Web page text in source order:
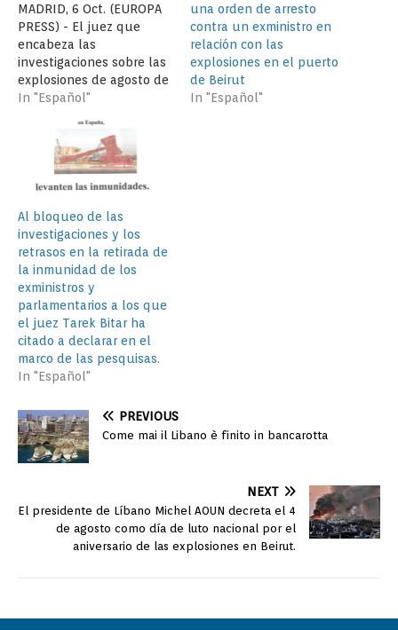
MADRID, 6 Oct. (EUROPA
PRESS) - El juez que
encabeza las
investigaciones sobre las
explosiones de agosto de
2020 en el puerto de
declarar al ex primer
ministro Hasán Diab y
tres exministros por
supuesta negligencia en
con más de 200…
In "Español"
una orden de arresto
contra un exministro en
relación con las
explosiones en el puerto
de Beirut
In "Español"
Al bloqueo de las
investigaciones y los
retrasos en la retirada de
la inmunidad de los
exministros y
parlamentarios a los que
el juez Tarek Bitar ha
citado a declarar en el
marco de las pesquisas.
In "Español"
PREVIOUS
Come mai il Libano è finito in bancarotta
NEXT
El presidente de Líbano Michel AOUN decreta el 4
de agosto como día de luto nacional por el
aniversario de las explosiones en Beirut.